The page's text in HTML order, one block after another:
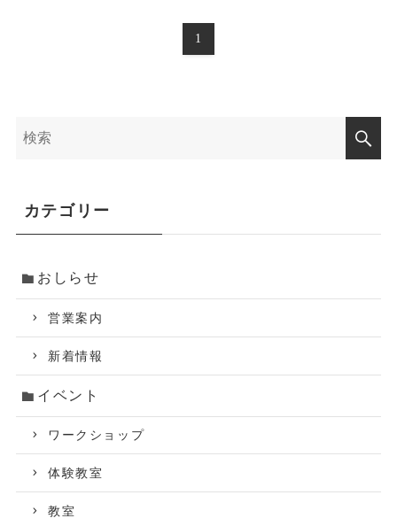
1
カテゴリー
おしらせ
営業案内
新着情報
イベント
ワークショップ
体験教室
教室